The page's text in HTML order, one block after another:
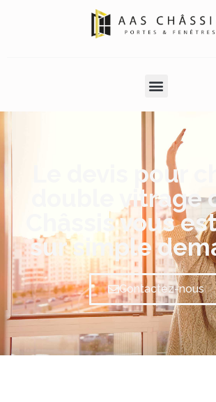
Le devis pour
double vitrage
Châssis vous
sur simple
Contactez-nous